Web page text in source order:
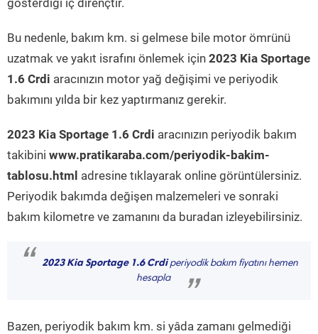
gösterdiği iç dirençtir.
Bu nedenle, bakım km. si gelmese bile motor ömrünü
uzatmak ve yakıt israfını önlemek için 2023 Kia Sportage
1.6 Crdi aracınızın motor yağ değişimi ve periyodik
bakımını yılda bir kez yaptırmanız gerekir.
2023 Kia Sportage 1.6 Crdi aracınızın periyodik bakım
takibini www.pratikaraba.com/periyodik-bakim-
tablosu.html adresine tıklayarak online görüntülersiniz.
Periyodik bakımda değişen malzemeleri ve sonraki
bakım kilometre ve zamanını da buradan izleyebilirsiniz.
“ 2023 Kia Sportage 1.6 Crdiperiyodik bakım fiyatını hemen
hesapla
”
Bazen, periyodik bakım km. si yâda zamanı gelmediği